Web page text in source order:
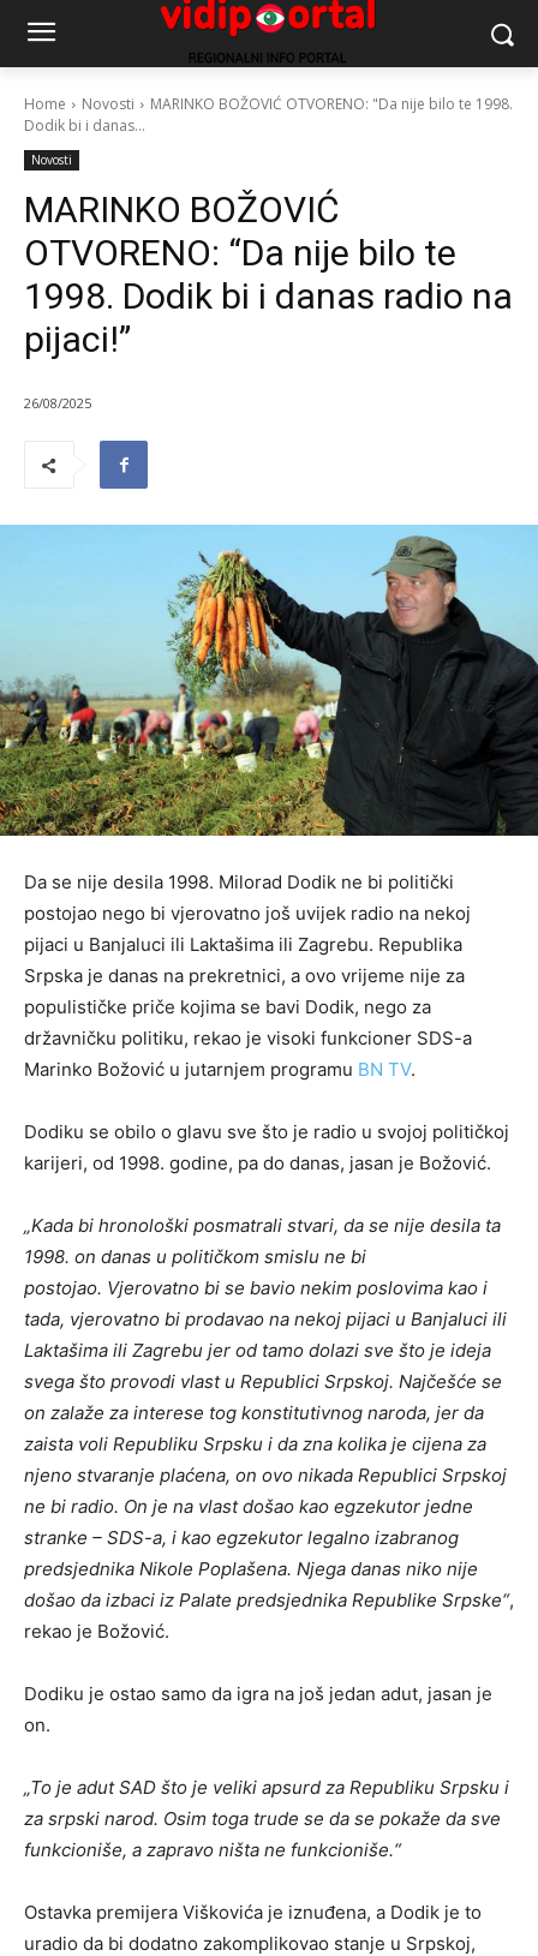
Home Novosti
MARINKO BOŽOVIĆ OTVORENO: "Da nije bilo te 1998.
Dodik bi i danas...
Novosti
MARINKO BOŽOVIĆ
OTVORENO: “Da nije bilo te
1998. Dodik bi i danas radio na
pijaci!”
26/08/2025
Da se nije desila 1998. Milorad Dodik ne bi politički
postojao nego bi vjerovatno još uvijek radio na nekoj
pijaci u Banjaluci ili Laktašima ili Zagrebu. Republika
Srpska je danas na prekretnici, a ovo vrijeme nije za
populističke priče kojima se bavi Dodik, nego za
državničku politiku, rekao je visoki funkcioner SDS-a
Marinko Božović u jutarnjem programu BN TV.
Dodiku se obilo o glavu sve što je radio u svojoj političkoj
karijeri, od 1998. godine, pa do danas, jasan je Božović.
„Kada bi hronološki posmatrali stvari, da se nije desila ta
1998. on danas u političkom smislu ne bi
postojao. Vjerovatno bi se bavio nekim poslovima kao i
tada, vjerovatno bi prodavao na nekoj pijaci u Banjaluci ili
Laktašima ili Zagrebu jer od tamo dolazi sve što je ideja
svega što provodi vlast u Republici Srpskoj. Najčešće se
on zalaže za interese tog konstitutivnog naroda, jer da
zaista voli Republiku Srpsku i da zna kolika je cijena za
njeno stvaranje plaćena, on ovo nikada Republici Srpskoj
ne bi radio. On je na vlast došao kao egzekutor jedne
stranke – SDS-a, i kao egzekutor legalno izabranog
predsjednika Nikole Poplašena. Njega danas niko nije
došao da izbaci iz Palate predsjednika Republike Srpske“,
rekao je Božović.
Dodiku je ostao samo da igra na još jedan adut, jasan je
on.
„To je adut SAD što je veliki apsurd za Republiku Srpsku i
za srpski narod. Osim toga trude se da se pokaže da sve
funkcioniše, a zapravo ništa ne funkcioniše.“
Ostavka premijera Viškovića je iznuđena, a Dodik je to
uradio da bi dodatno zakomplikovao stanje u Srpskoj,